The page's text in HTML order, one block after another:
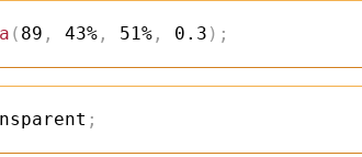
( 89 , 43% , 51% , 0.3 ) ;
;